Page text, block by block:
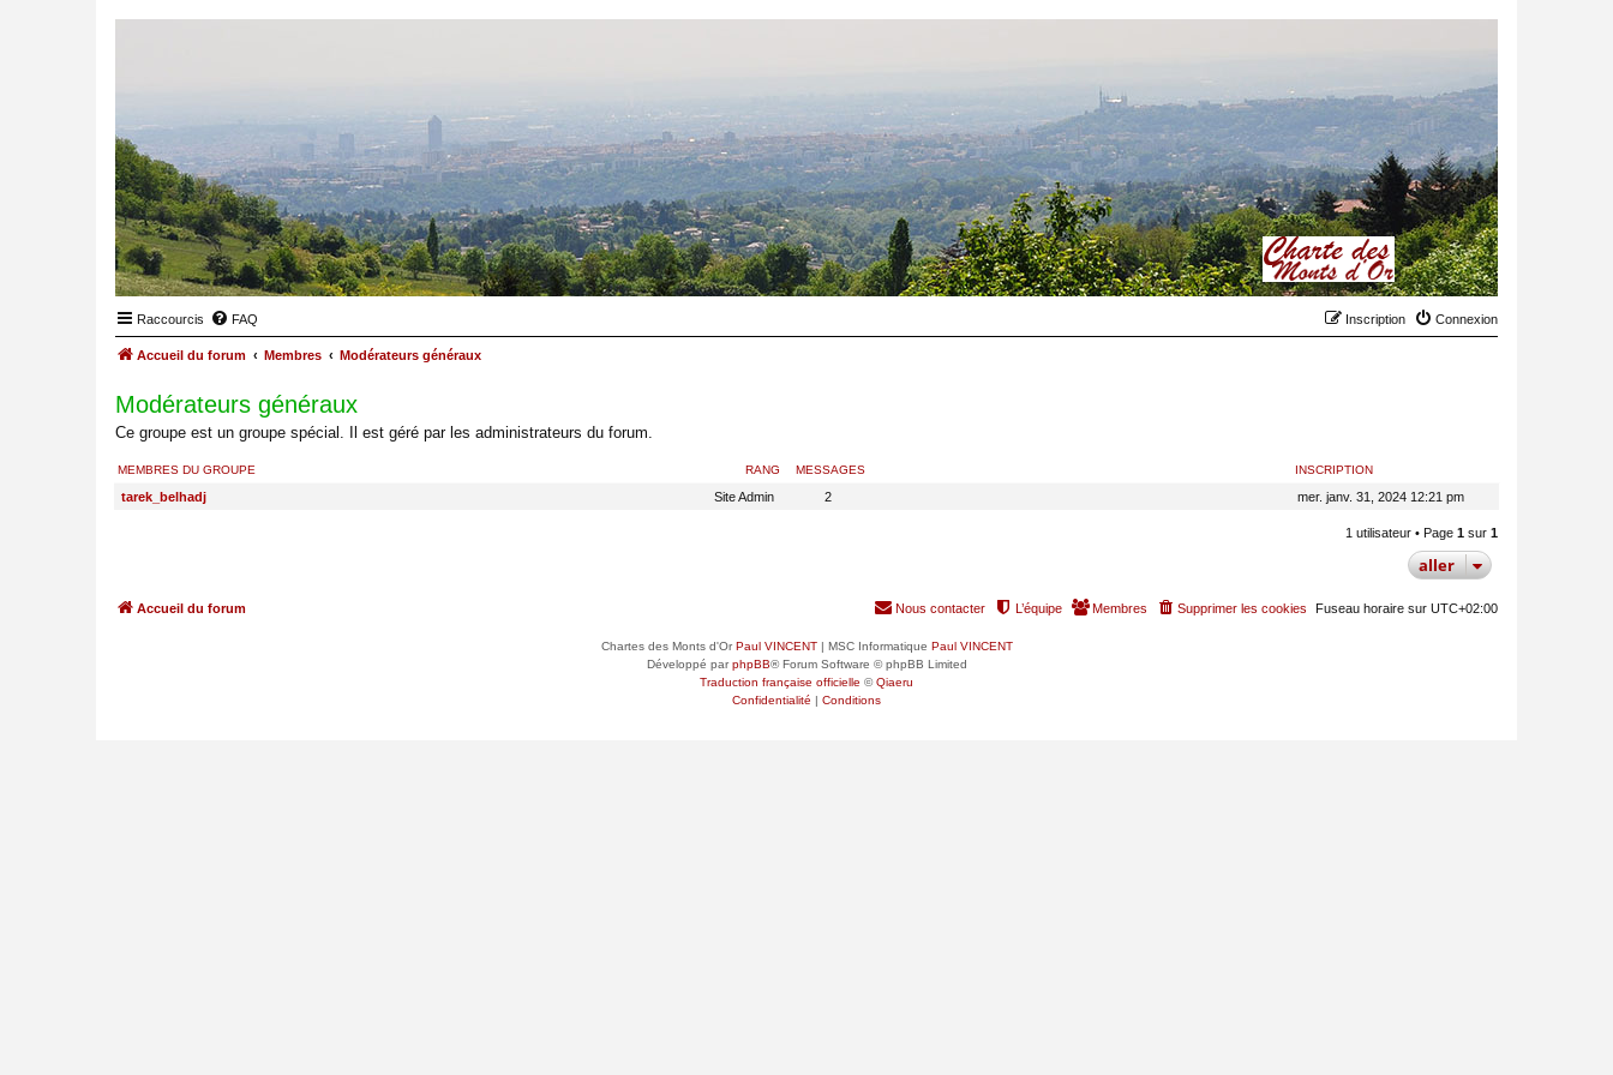
Raccourcis FAQ Connexion
Inscription
Accueil du forum Membres Modérateurs généraux
Modérateurs généraux
Ce groupe est un groupe spécial. Il est géré par les administrateurs du forum.
RANG
MEMBRES DU GROUPE MESSAGES INSCRIPTION
Site Admin
tarek_belhadj 2 mer. janv. 31, 2024 12:21 pm
1 utilisateur • Page 1 sur 1
aller
Accueil du forum Fuseau horaire sur UTC+02:00
Supprimer les cookies
Membres
L’équipe
Nous contacter
Chartes des Monts d'OrPaul VINCENT| MSC Informatique Paul VINCENT
Développé parphpBB® Forum Software © phpBB Limited
Traduction française officielle ©Qiaeru
Confidentialité | Conditions